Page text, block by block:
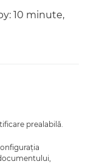
10 minute,
prealabilă.